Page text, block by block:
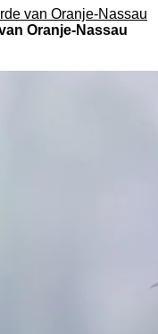
van Oranje-Nassau
Oranje-Nassau